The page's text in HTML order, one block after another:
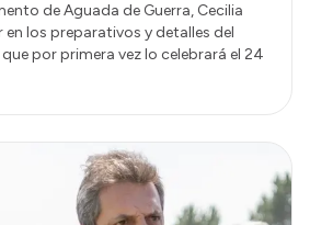
de Aguada de Guerra, Cecilia
en los preparativos y detalles del
por primera vez lo celebrará el 24